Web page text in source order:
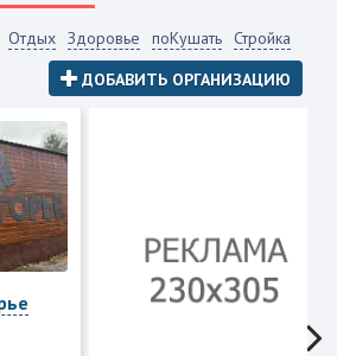
Отдых Здоровье поКушать Стройка
ДОБАВИТЬ ОРГАНИЗАЦИЮ